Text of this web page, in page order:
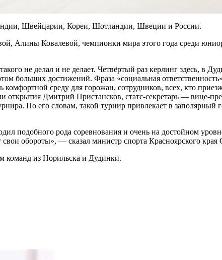
Швейцарии, Кореи, Шотландии, Швеции и России.
Алины Ковалевой, чемпионки мира этого года среди
не делал и не делает. Четвёртый раз керлинг здесь, в
больших достижений. Фраза «социальная
среду для горожан, сотрудников, всех, кто
Дмитрий Пристансков, cтатс-секретарь — вице-
По его словам, такой турнир привлекает в заполярный
подобного рода соревнования и очень на достойном
обороты», — сказал министр спорта Красноярского края
команд из Норильска и Дудинки.